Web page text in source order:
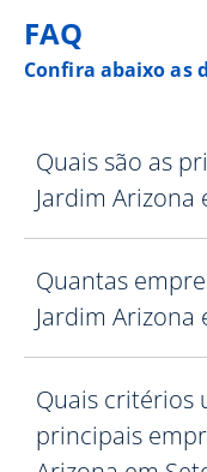
FAQ
Confira abaixo as
Quais são as
Jardim Arizona
Quantas
Jardim Arizona
Quais critérios
principais